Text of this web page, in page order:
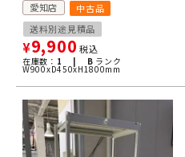
愛知店
中古品
送料別途見積品
¥9,900 税込
在庫数： 1 | B ランク
W900xD450xH1800mm